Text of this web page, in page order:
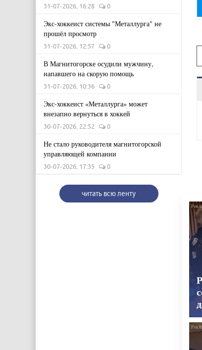
31-07-2026, 16:28 0
Экс-хоккеист системы "Металлурга" не
прошёл просмотр
31-07-2026, 12:57 0
В Магнитогорске осудили мужчину,
напавшего на скорую помощь
31-07-2026, 10:36 0
Экс-хоккеист «Металлурга» может
внезапно вернуться в хоккей
30-07-2026, 22:52 0
Не стало руководителя магнитогорской
управляющей компании
30-07-2026, 17:35 0
читать всю ленту